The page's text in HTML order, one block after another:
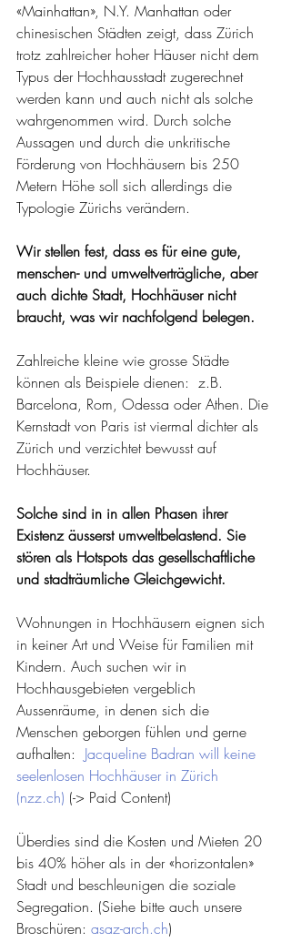
«Mainhattan», N.Y. Manhattan oder
chinesischen Städten zeigt, dass Zürich
trotz zahlreicher hoher Häuser nicht dem
Typus der Hochhausstadt zugerechnet
werden kann und auch nicht als solche
wahrgenommen wird. Durch solche
Aussagen und durch die unkritische
Förderung von Hochhäusern bis 250
Metern Höhe soll sich allerdings die
Typologie Zürichs verändern.
Wir stellen fest, dass es für eine gute,
menschen- und umweltverträgliche, aber
auch dichte Stadt, Hochhäuser nicht
braucht, was wir nachfolgend belegen.
Zahlreiche kleine wie grosse Städte
können als Beispiele dienen: z.B.
Barcelona, Rom, Odessa oder Athen. Die
Kernstadt von Paris ist viermal dichter als
Zürich und verzichtet bewusst auf
Hochhäuser.
Solche sind in in allen Phasen ihrer
Existenz äusserst umweltbelastend. Sie
stören als Hotspots das gesellschaftliche
und stadträumliche Gleichgewicht.
Wohnungen in Hochhäusern eignen sich
in keiner Art und Weise für Familien mit
Kindern. Auch suchen wir in
Hochhausgebieten vergeblich
Aussenräume, in denen sich die
Menschen geborgen fühlen und gerne
aufhalten: Jacqueline Badran will keine
seelenlosen Hochhäuser in Zürich
(nzz.ch) (-> Paid Content)
Überdies sind die Kosten und Mieten 20
bis 40% höher als in der «horizontalen»
Stadt und beschleunigen die soziale
Segregation. (Siehe bitte auch unsere
Broschüren: asaz-arch.ch)